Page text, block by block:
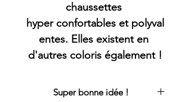
chaussettes
hyper confortables et polyval
entes. Elles existent en
d'autres coloris également !
Super bonne idée !